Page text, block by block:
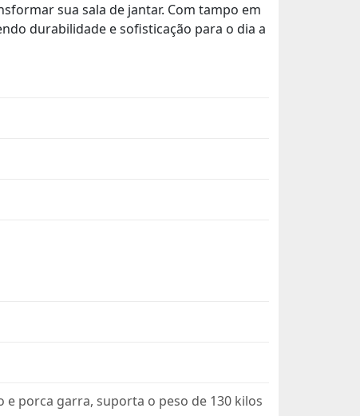
sua sala de jantar. Com tampo em
durabilidade e sofisticação para o dia a
porca garra, suporta o peso de 130 kilos